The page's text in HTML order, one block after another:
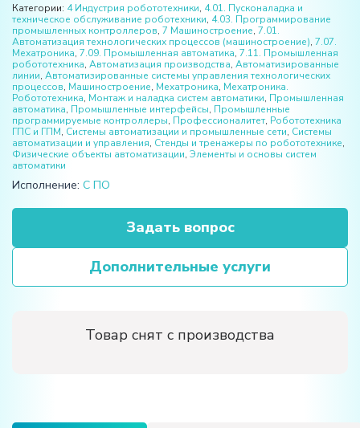
Категории: 4 Индустрия робототехники, 4.01. Пусконаладка и
техническое обслуживание роботехники, 4.03. Программирование
промышленных контроллеров, 7 Машиностроение, 7.01.
Автоматизация технологических процессов (машиностроение), 7.07.
Мехатроника, 7.09. Промышленная автоматика, 7.11. Промышленная
робототехника, Автоматизация производства, Автоматизированные
линии, Автоматизированные системы управления технологических
процессов, Машиностроение, Мехатроника, Мехатроника.
Робототехника, Монтаж и наладка систем автоматики, Промышленная
автоматика, Промышленные интерфейсы, Промышленные
программируемые контроллеры, Профессионалитет, Робототехника
ГПС и ГПМ, Системы автоматизации и промышленные сети, Системы
автоматизации и управления, Стенды и тренажеры по робототехнике,
Физические объекты автоматизации, Элементы и основы систем
автоматики
Исполнение: С ПО
Задать вопрос
Дополнительные услуги
Товар снят с производства